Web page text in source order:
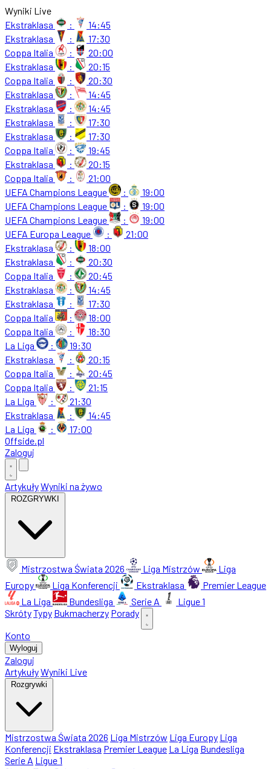
Wyniki Live
Ekstraklasa
:
14:45
Ekstraklasa
:
17:30
Coppa Italia
:
20:00
Ekstraklasa
:
20:15
Coppa Italia
:
20:30
Ekstraklasa
:
14:45
Ekstraklasa
:
14:45
Ekstraklasa
:
17:30
Ekstraklasa
:
17:30
Coppa Italia
:
19:45
Ekstraklasa
:
20:15
Coppa Italia
:
21:00
UEFA Champions League
:
19:00
UEFA Champions League
:
19:00
UEFA Champions League
:
19:00
UEFA Europa League
:
21:00
Ekstraklasa
:
18:00
Ekstraklasa
:
20:30
Coppa Italia
:
20:45
Ekstraklasa
:
14:45
Ekstraklasa
:
17:30
Coppa Italia
:
18:00
Coppa Italia
:
18:30
La Liga
:
19:30
Ekstraklasa
:
20:15
Coppa Italia
:
20:45
Coppa Italia
:
21:15
La Liga
:
21:30
Ekstraklasa
:
14:45
La Liga
:
17:00
Offside.pl
Zaloguj
ArtykułyWyniki na żywo
ROZGRYWKI
Mistrzostwa Świata 2026 Liga Mistrzów
Liga
Europy
Liga Konferencji Ekstraklasa
Premier League
La Liga
Bundesliga Serie A
Ligue 1
SkrótyTypy Bukmacherzy Porady
Konto
Wyloguj
Zaloguj
ArtykułyWyniki Live
Rozgrywki
Mistrzostwa Świata 2026 Liga Mistrzów Liga Europy Liga
Konferencji Ekstraklasa Premier League La Liga Bundesliga
Serie A Ligue 1